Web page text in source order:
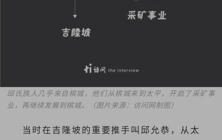
邱氏族人几乎来自槟城，他们从槟城来到太平，开启了采矿事
业，再继续发展到槟城。（图片来源：访问网制图）
当时在吉隆坡的重要推手叫邱允恭，从太